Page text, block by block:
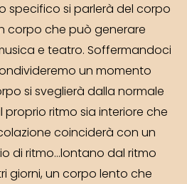
specifico si parlerà del corpo
corpo che può generare
e teatro. Soffermandoci
un momento
si sveglierà dalla normale
ritmo sia interiore che
coinciderà con un
di ritmo…lontano dal ritmo
giorni, un corpo lento che